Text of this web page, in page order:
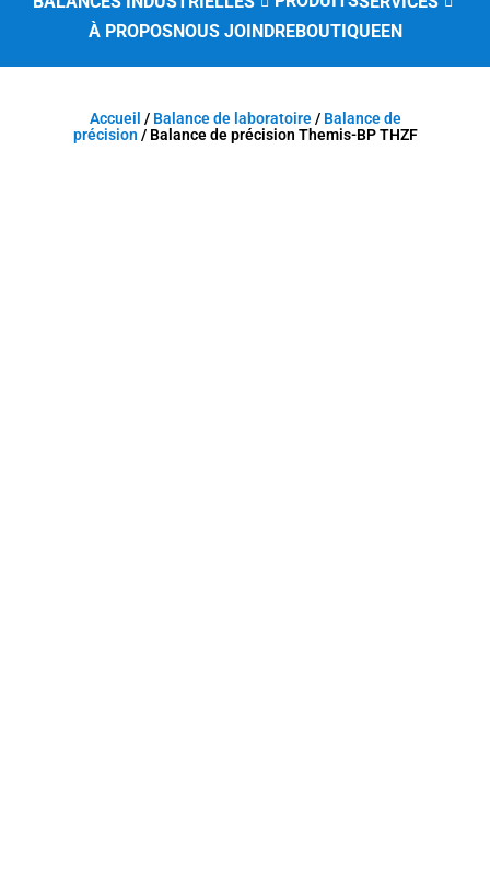
À PROPOSNOUS JOINDREBOUTIQUEEN
Accueil / Balance de laboratoire/ Balance de
précision / Balance de précision Themis-BP THZF